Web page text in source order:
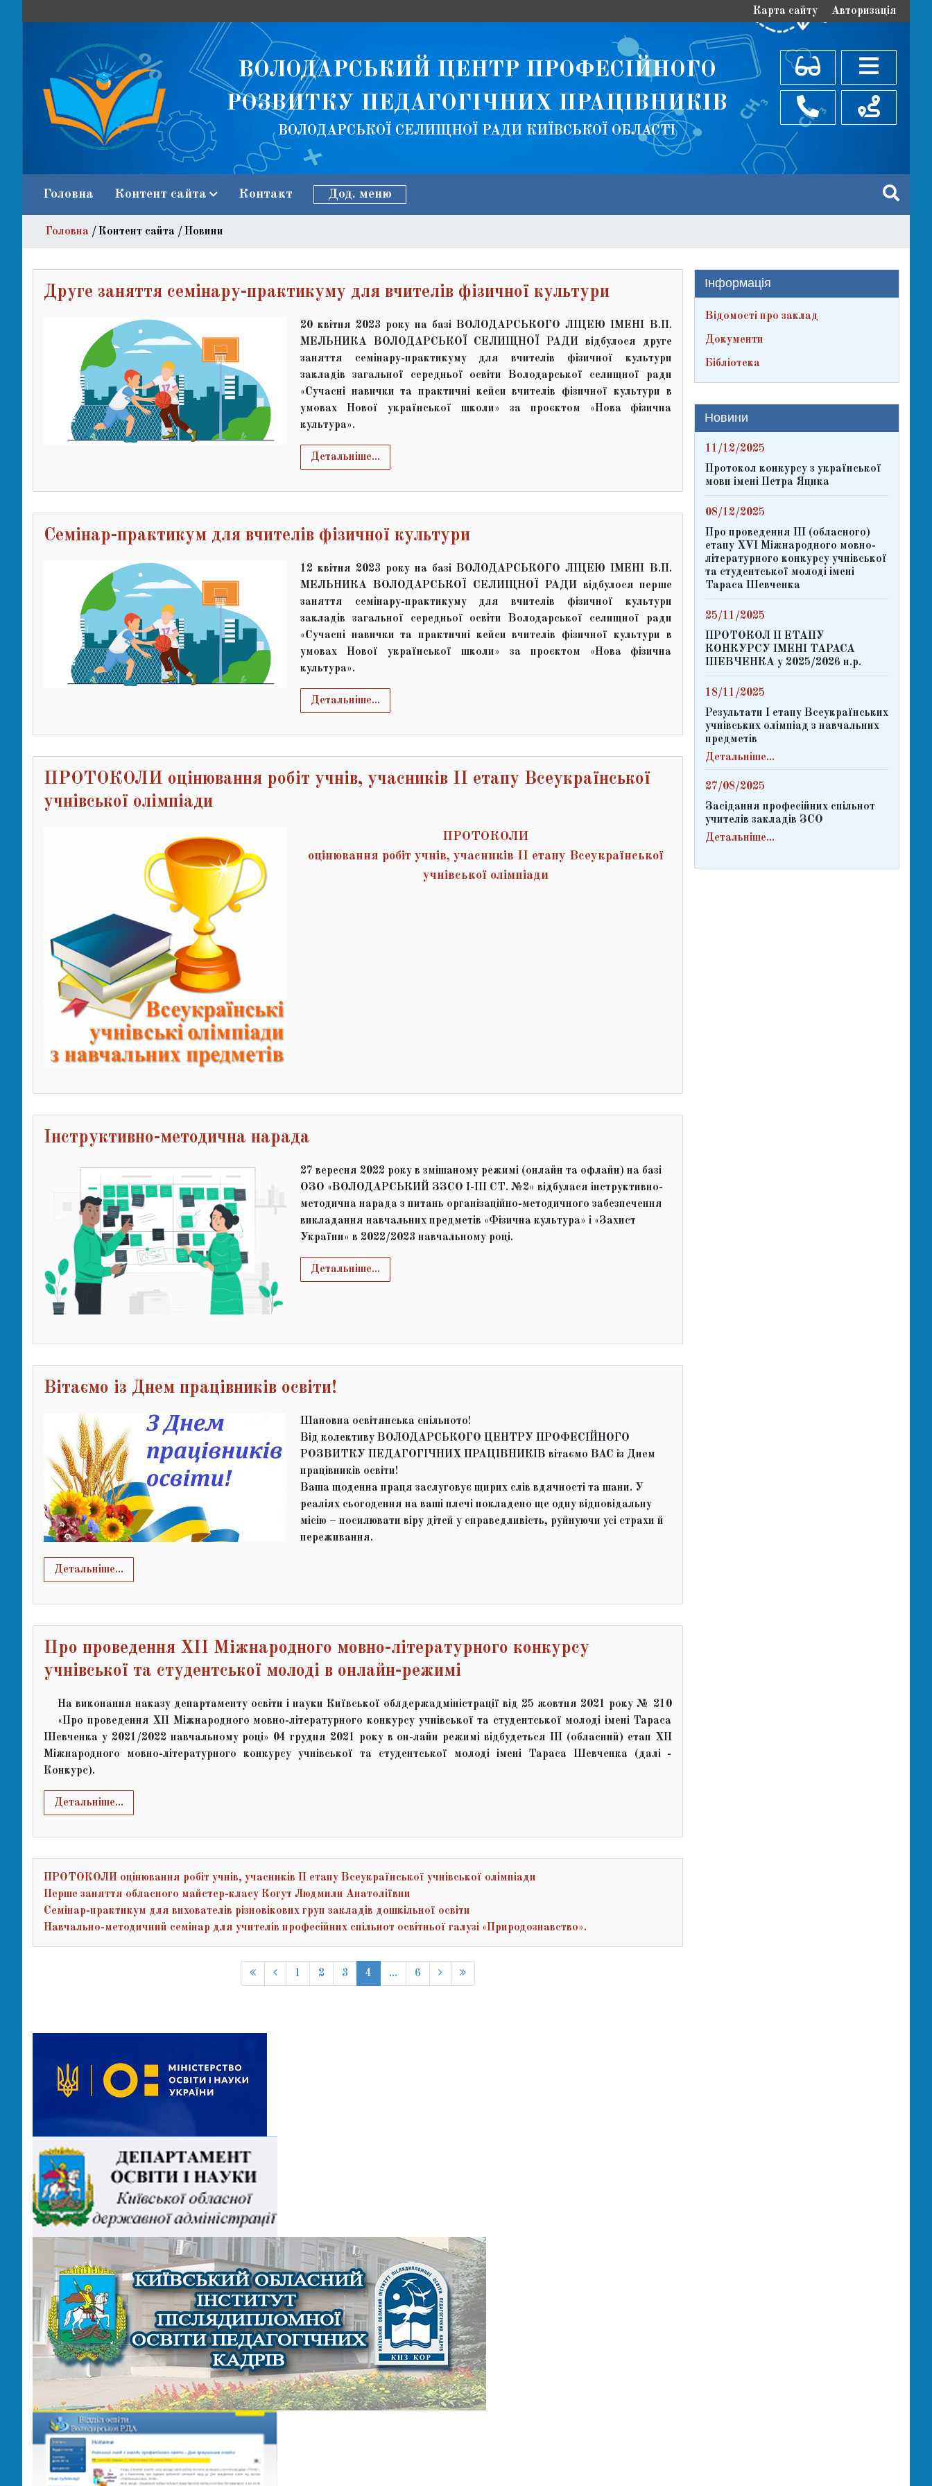
Карта сайту Авторизація
ВОЛОДАРСЬКИЙ ЦЕНТР ПРОФЕСІЙНОГО
РОЗВИТКУ ПЕДАГОГІЧНИХ ПРАЦІВНИКІВ
ВОЛОДАРСЬКОЇ СЕЛИЩНОЇ РАДИ КИЇВСЬКОЇ ОБЛАСТІ
Головна Контент сайта
Новини
категорії
Контакт Дод. меню
Головна Контент сайта Новини
Друге заняття семінару-практикуму для вчителів фізичної культури
20 квітня 2023 року на базі ВОЛОДАРСЬКОГО ЛІЦЕЮ ІМЕНІ В.П.
МЕЛЬНИКА ВОЛОДАРСЬКОЇ СЕЛИЩНОЇ РАДИ відбулося друге
заняття семінару-практикуму для вчителів фізичної культури
закладів загальної середньої освіти Володарської селищної ради
«Сучасні навички та практичні кейси вчителів фізичної культури в
умовах Нової української школи» за проєктом «Нова фізична
культура».
Детальніше...
Семінар-практикум для вчителів фізичної культури
12 квітня 2023 року на базі ВОЛОДАРСЬКОГО ЛІЦЕЮ ІМЕНІ В.П.
МЕЛЬНИКА ВОЛОДАРСЬКОЇ СЕЛИЩНОЇ РАДИ відбулося перше
заняття семінару-практикуму для вчителів фізичної культури
закладів загальної середньої освіти Володарської селищної ради
«Сучасні навички та практичні кейси вчителів фізичної культури в
умовах Нової української школи» за проєктом «Нова фізична
культура».
Детальніше...
ПРОТОКОЛИ оцінювання робіт учнів, учасників ІІ етапу Всеукраїнської
учнівської олімпіади
ПРОТОКОЛИ
оцінювання робіт учнів, учасників ІІ етапу Всеукраїнської
учнівської олімпіади
Інструктивно-методична нарада
27 вересня 2022 року в змішаному режимі (онлайн та офлайн) на базі
ОЗО «ВОЛОДАРСЬКИЙ ЗЗСО І-ІІІ СТ. №2» відбулася інструктивно-
методична нарада з питань організаційно-методичного забезпечення
викладання навчальних предметів «Фізична культура» і «Захист
України» в 2022/2023 навчальному році.
Детальніше...
Вітаємо із Днем працівників освіти!
Шановна освітянська спільното!
Від колективу ВОЛОДАРСЬКОГО ЦЕНТРУ ПРОФЕСІЙНОГО
РОЗВИТКУ ПЕДАГОГІЧНИХ ПРАЦІВНИКІВ вітаємо ВАС із Днем
працівників освіти!
Ваша щоденна праця заслуговує щирих слів вдячності та шани. У
реаліях сьогодення на ваші плечі покладено ще одну відповідальну
місію – посилювати віру дітей у справедливість, руйнуючи усі страхи й
переживання.
Детальніше...
Про проведення ХІІ Міжнародного мовно-літературного конкурсу
учнівської та студентської молоді в онлайн-режимі
На виконання наказу департаменту освіти і науки Київської облдержадміністрації від 25 жовтня 2021 року № 210
«Про проведення ХІІ Міжнародного мовно-літературного конкурсу учнівської та студентської молоді імені Тараса
Шевченка у 2021/2022 навчальному році» 04 грудня 2021 року в он-лайн режимі відбудеться ІІІ (обласний) етап ХІІ
Міжнародного мовно-літературного конкурсу учнівської та студентської молоді імені Тараса Шевченка (далі -
Конкурс).
Детальніше...
ПРОТОКОЛИ оцінювання робіт учнів, учасників ІІ етапу Всеукраїнської учнівської олімпіади
Перше заняття обласного майстер-класу Когут Людмили Анатоліївни
Семінар-практикум для вихователів різновікових груп закладів дошкільної освіти
Навчально-методичний семінар для учителів професійних спільнот освітньої галузі «Природознавство».
1 2 3 4 ... 6
Інформація
Відомості про заклад
Документи
Бібліотека
Новини
11/12/2025
Протокол конкурсу з української
мови імені Петра Яцика
08/12/2025
Про проведення ІІІ (обласного)
етапу ХVІ Міжнародного мовно-
літературного конкурсу учнівської
та студентської молоді імені
Тараса Шевченка
25/11/2025
ПРОТОКОЛ ІІ ЕТАПУ
КОНКУРСУ ІМЕНІ ТАРАСА
ШЕВЧЕНКА у 2025/2026 н.р.
18/11/2025
Результати І етапу Всеукраїнських
учнівських олімпіад з навчальних
предметів
Детальніше...
27/08/2025
Засідання професійних спільнот
учителів закладів ЗСО
Детальніше...